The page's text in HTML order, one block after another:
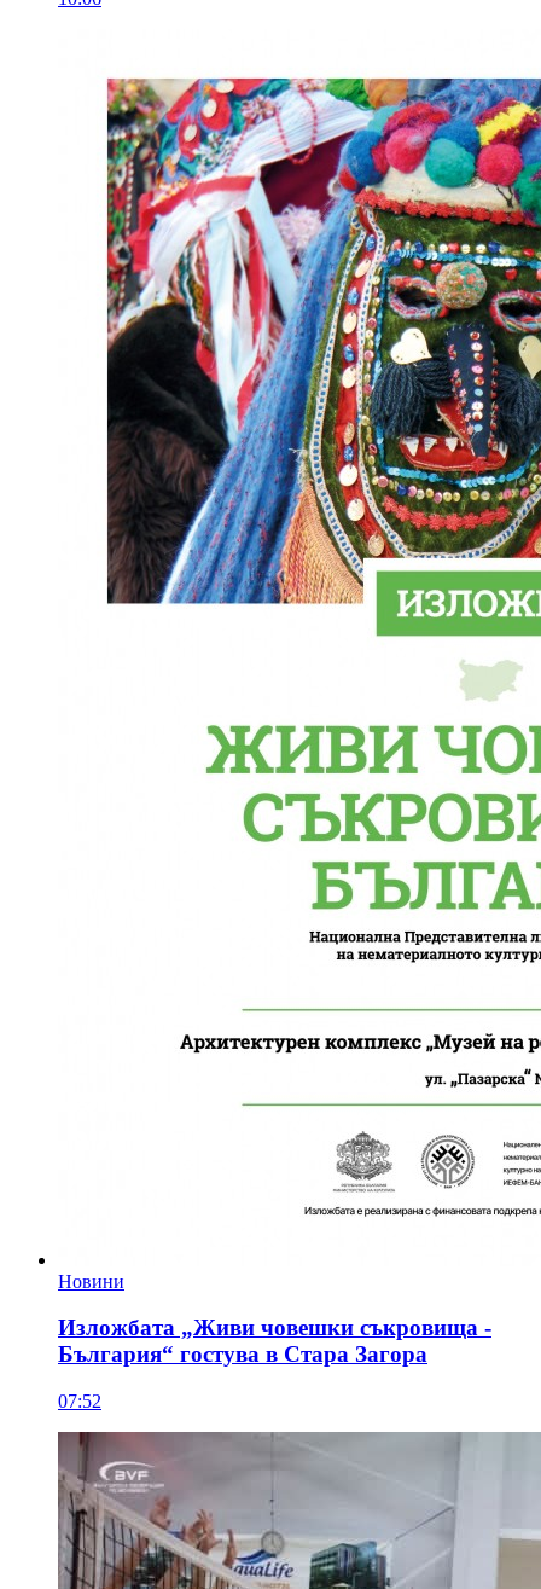
Новини
Изложбата „Живи човешки съкровища -
България“ гостува в Стара Загора
07:52